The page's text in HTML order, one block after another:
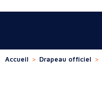
Accueil > Drapeau officiel >